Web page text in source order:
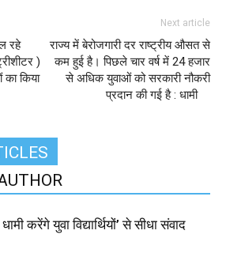
रहे
)
का किया
Next article
राज्य में बेरोजगारी दर राष्ट्रीय औसत से
कम हुई है। पिछले चार वर्ष में 24 हजार
से अधिक युवाओं को सरकारी नौकरी
प्रदान की गई है : धामी
करेंगे युवा विद्यार्थियों’ से सीधा संवाद